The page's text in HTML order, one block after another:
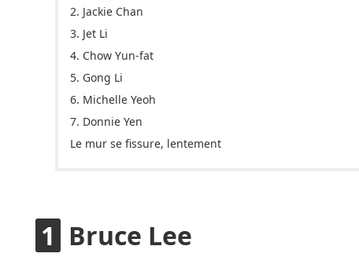
2. Jackie Chan
3. Jet Li
4. Chow Yun-fat
5. Gong Li
6. Michelle Yeoh
7. Donnie Yen
Le mur se fissure, lentement
Bruce Lee